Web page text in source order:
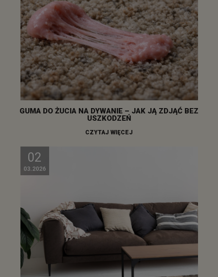
GUMA DO ŻUCIA NA DYWANIE – JAK JĄ ZDJĄĆ BEZ
USZKODZEŃ
CZYTAJ WIĘCEJ
02
03.2026